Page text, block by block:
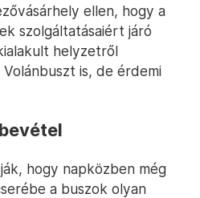
ellen, hogy a
szolgáltatásaiért járó
helyzetről
is, de érdemi
hogy napközben még
a buszok olyan